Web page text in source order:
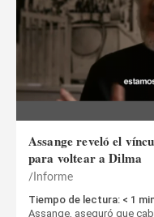
Assange reveló el
para voltear a Dilma
Informe
Tiempo de lectura: < 1
Assange, aseguró que